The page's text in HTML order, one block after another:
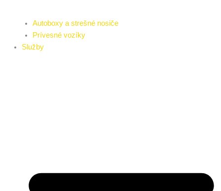
Autoboxy a strešné nosiče
Prívesné vozíky
Služby